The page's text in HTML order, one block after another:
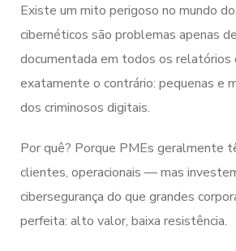
Existe um mito perigoso no mundo
cibernéticos são problemas apenas
documentada em todos os relatórios
exatamente o contrário: pequenas e
dos criminosos digitais.
Por quê? Porque PMEs geralmente
clientes, operacionais — mas
cibersegurança do que grandes
perfeita: alto valor, baixa resistência.